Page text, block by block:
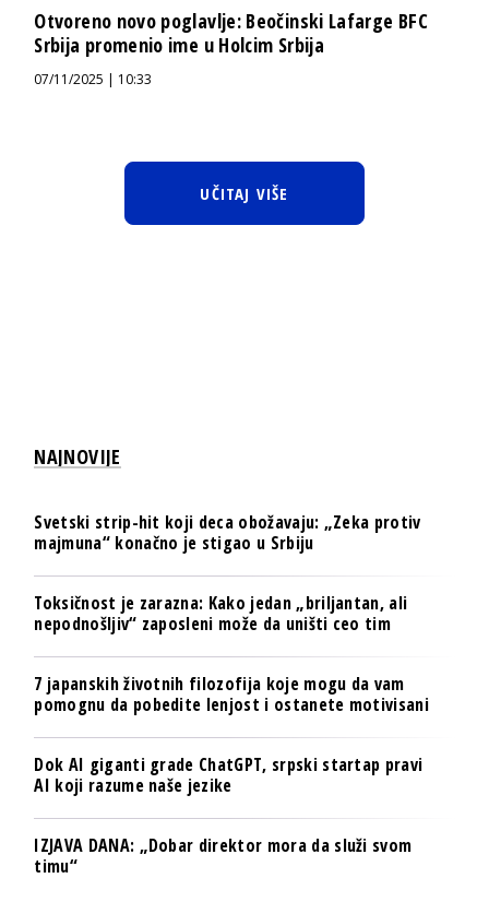
Otvoreno novo poglavlje: Beočinski Lafarge BFC
Srbija promenio ime u Holcim Srbija
07/11/2025 | 10:33
UČITAJ VIŠE
NAJNOVIJE
Svetski strip-hit koji deca obožavaju: „Zeka protiv
majmuna“ konačno je stigao u Srbiju
Toksičnost je zarazna: Kako jedan „briljantan, ali
nepodnošljiv“ zaposleni može da uništi ceo tim
7 japanskih životnih filozofija koje mogu da vam
pomognu da pobedite lenjost i ostanete motivisani
Dok AI giganti grade ChatGPT, srpski startap pravi
AI koji razume naše jezike
IZJAVA DANA: „Dobar direktor mora da služi svom
timu“